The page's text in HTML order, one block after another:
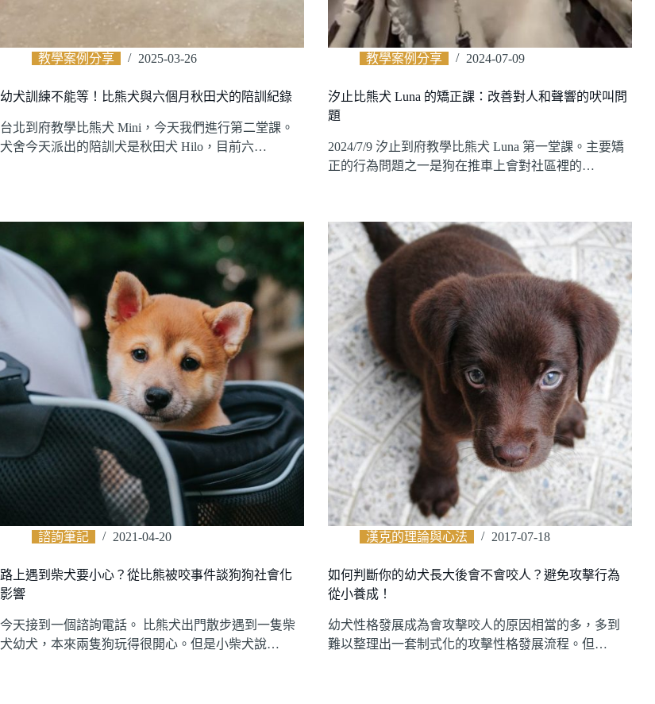
教學案例分享 2025-03-26
幼犬訓練不能等！比熊犬與六個月秋田犬的陪訓紀錄
台北到府教學比熊犬 Mini，今天我們進行第二堂課。
犬舍今天派出的陪訓犬是秋田犬 Hilo，目前六…
教學案例分享 2024-07-09
汐止比熊犬 Luna 的矯正課：改善對人和聲響的吠叫問
題
2024/7/9 汐止到府教學比熊犬 Luna 第一堂課。主要矯
正的行為問題之一是狗在推車上會對社區裡的…
諮詢筆記 2021-04-20
路上遇到柴犬要小心？從比熊被咬事件談狗狗社會化
影響
今天接到一個諮詢電話。 比熊犬出門散步遇到一隻柴
犬幼犬，本來兩隻狗玩得很開心。但是小柴犬說…
漢克的理論與心法 2017-07-18
如何判斷你的幼犬長大後會不會咬人？避免攻擊行為
從小養成！
幼犬性格發展成為會攻擊咬人的原因相當的多，多到
難以整理出一套制式化的攻擊性格發展流程。但…